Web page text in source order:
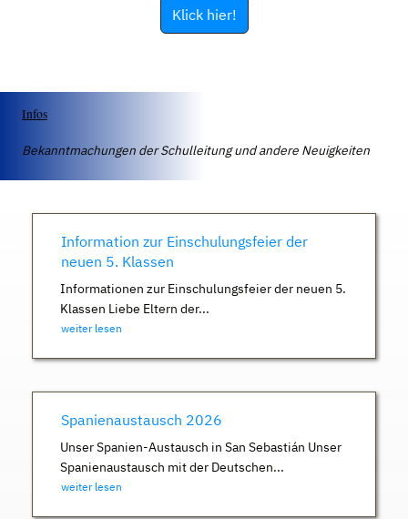
Klick hier!
Infos
Bekanntmachungen der Schulleitung und andere Neuigkeiten
Information zur Einschulungsfeier der
neuen 5. Klassen
Informationen zur Einschulungsfeier der neuen 5.
Klassen Liebe Eltern der...
weiter lesen
Spanienaustausch 2026
Unser Spanien-Austausch in San Sebastián Unser
Spanienaustausch mit der Deutschen...
weiter lesen